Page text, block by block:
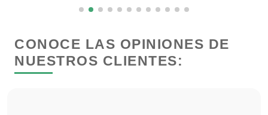
Desarrollo de Software
CONOCE LAS OPINIONES DE
NUESTROS CLIENTES: